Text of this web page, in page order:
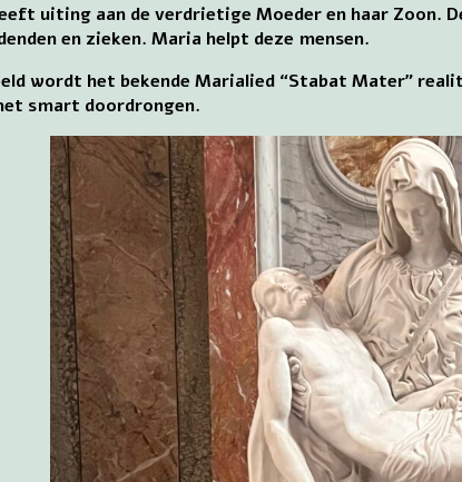
uiting aan de verdrietige Moeder en haar Zoon.
en zieken. Maria helpt deze mensen.
wordt het bekende Marialied “Stabat Mater”
smart doordrongen.